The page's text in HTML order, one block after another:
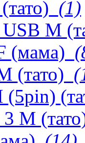
(1)
M
(мама)
(тато)
(5pin)
M